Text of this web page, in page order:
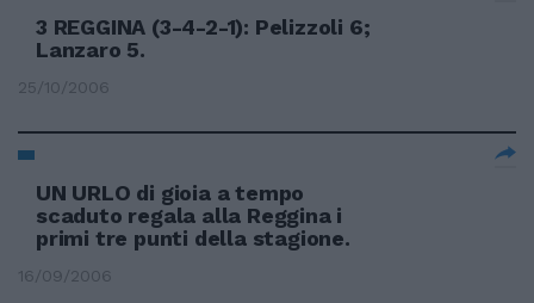
3 REGGINA (3-4-2-1): Pelizzoli 6;
Lanzaro 5.
25/10/2006
UN URLO di gioia a tempo
scaduto regala alla Reggina i
primi tre punti della stagione.
16/09/2006